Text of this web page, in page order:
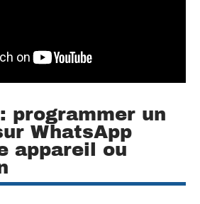
programmer un
WhatsApp
appareil ou